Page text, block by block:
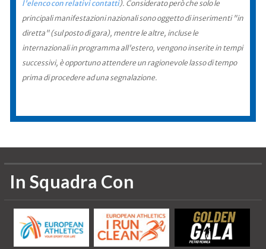
l'elenco con relativi contatti). Considerato però che solo le
principali manifestazioni nazionali sono oggetto di inserimenti "in
diretta" (sul posto di gara), mentre le altre, incluse le
internazionali in programma all'estero, vengono inserite in tempi
successivi, è opportuno attendere un ragionevole lasso di tempo
prima di procedere ad una segnalazione.
In Squadra Con